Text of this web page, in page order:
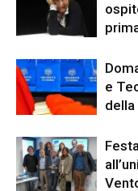
e
della